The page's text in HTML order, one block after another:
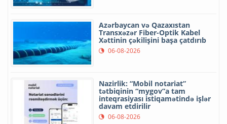
Azərbaycan və Qazaxıstan
Transxəzər Fiber-Optik Kabel
Xəttinin çəkilişini başa çatdırıb
06-08-2026
Nazirlik: “Mobil notariat”
tətbiqinin “mygov”a tam
inteqrasiyası istiqamətində işlər
davam etdirilir
06-08-2026